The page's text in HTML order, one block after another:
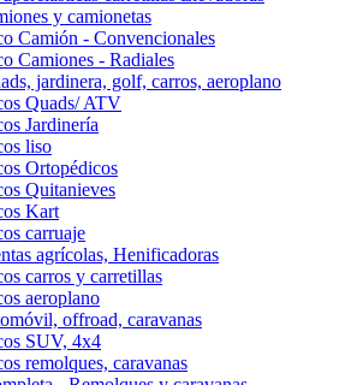
y camionetas
Camión - Convencionales
Camiones - Radiales
jardinera, golf, carros, aeroplano
Quads/ ATV
Jardinería
liso
Ortopédicos
Quitanieves
Kart
carruaje
agrícolas, Henificadoras
carros y carretillas
aeroplano
offroad, caravanas
SUV, 4x4
remolques, caravanas